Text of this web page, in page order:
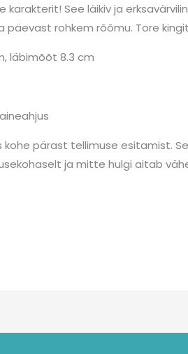
karakterit! See läikiv ja
rohkem rõõmu. Tore
läbimõõt 8.3 cm
pärast tellimuse esitamist.
ja mitte hulgi aitab